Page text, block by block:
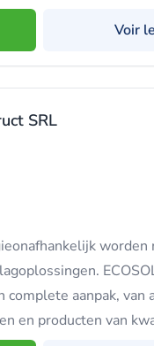
Voir
SRL
worden
complete aanpak, van
en producten van